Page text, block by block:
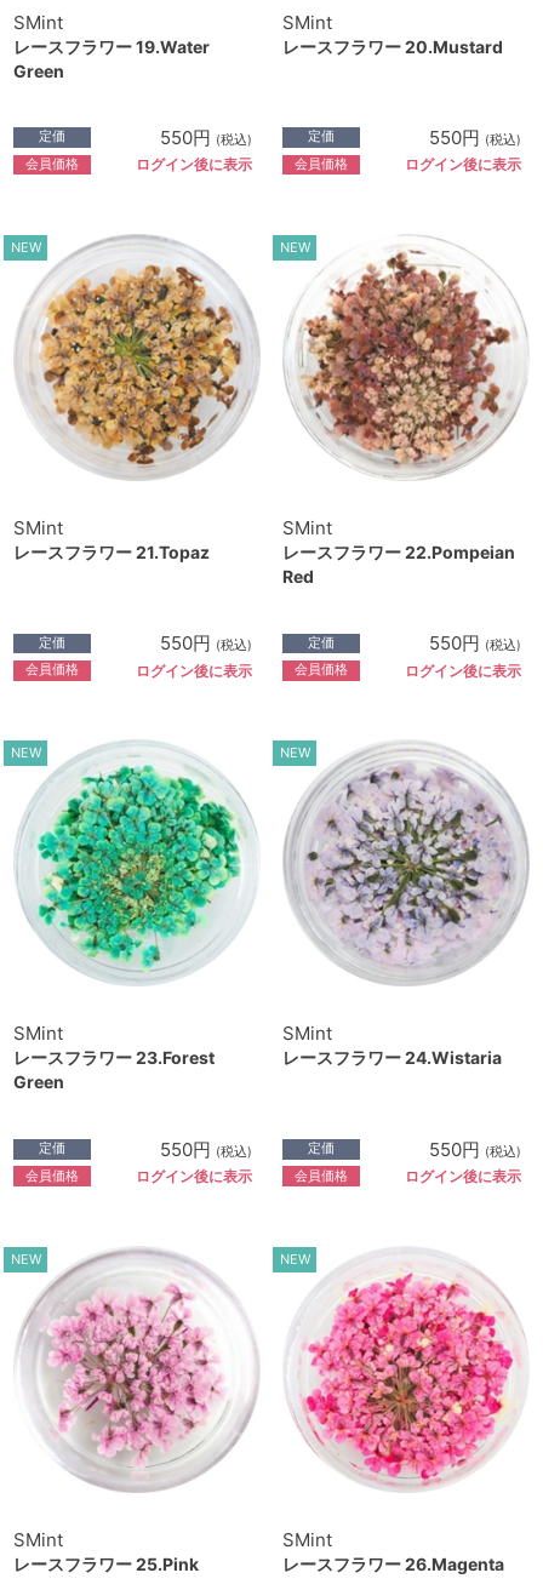
SMint
レースフラワー 19.Water
Green
定価 550円 (税込)
会員価格 ログイン後に表示
SMint
レースフラワー 20.Mustard
定価 550円 (税込)
会員価格 ログイン後に表示
NEW
SMint
レースフラワー 21.Topaz
定価 550円 (税込)
会員価格 ログイン後に表示
NEW
SMint
レースフラワー 22.Pompeian
Red
定価 550円 (税込)
会員価格 ログイン後に表示
NEW
SMint
レースフラワー 23.Forest
Green
定価 550円 (税込)
会員価格 ログイン後に表示
NEW
SMint
レースフラワー 24.Wistaria
定価 550円 (税込)
会員価格 ログイン後に表示
NEW
SMint
レースフラワー 25.Pink
NEW
SMint
レースフラワー 26.Magenta